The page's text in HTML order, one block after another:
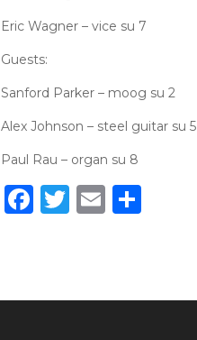
Eric Wagner – vice su 7
Guests:
Sanford Parker – moog su 2
Alex Johnson – steel guitar su 5
Paul Rau – organ su 8
F T E C